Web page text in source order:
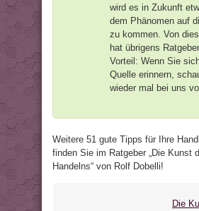
wird es in Zukunft
dem Phänomen auf
zu kommen. Von
hat übrigens
Vorteil: Wenn Sie
Quelle erinnern,
wieder mal bei uns
Weitere 51 gute Tipps für Ihre
finden Sie im Ratgeber „Die Kunst
Handelns“ von Rolf Dobelli!
Die